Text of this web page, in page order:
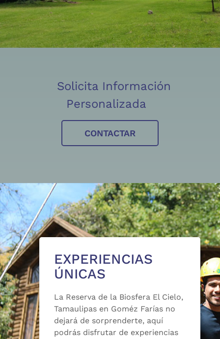
Solicita Información
Personalizada
CONTACTAR
EXPERIENCIAS
ÚNICAS
La Reserva de la Biosfera El Cielo,
Tamaulipas en Goméz Farías no
dejará de sorprenderte, aquí
podrás disfrutar de experiencias